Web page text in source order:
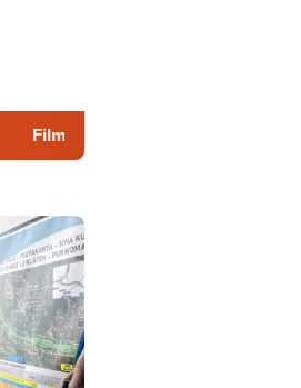
Guru SD Raih Juara 1 Lomba